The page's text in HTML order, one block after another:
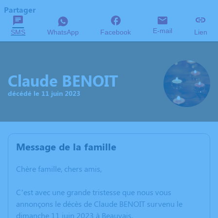
Partager
SMS WhatsApp Facebook E-mail Lien
Claude BENOIT
décédé le 11 juin 2023
Message de la famille
Chère famille, chers amis,
C’est avec une grande tristesse que nous vous
annonçons le décès de Claude BENOIT survenu le
dimanche 11 juin 2023 à Beauvais.